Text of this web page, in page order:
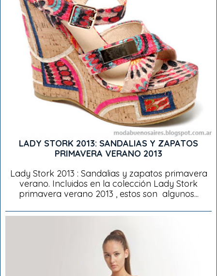
LADY STORK 2013: SANDALIAS Y ZAPATOS
PRIMAVERA VERANO 2013
Lady Stork 2013 : Sandalias y zapatos primavera
verano. Incluidos en la colección Lady Stork
primavera verano 2013 , estos son algunos...